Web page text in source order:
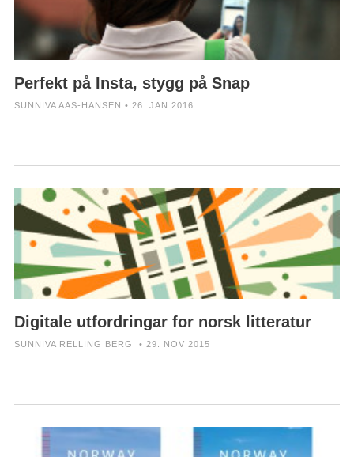
Perfekt på Insta, stygg på Snap
SUNNIVA AAS-HANSEN • 26. JAN 2016
Digitale utfordringar for norsk litteratur
SUNNIVA RELLING BERG • 29. NOV 2015